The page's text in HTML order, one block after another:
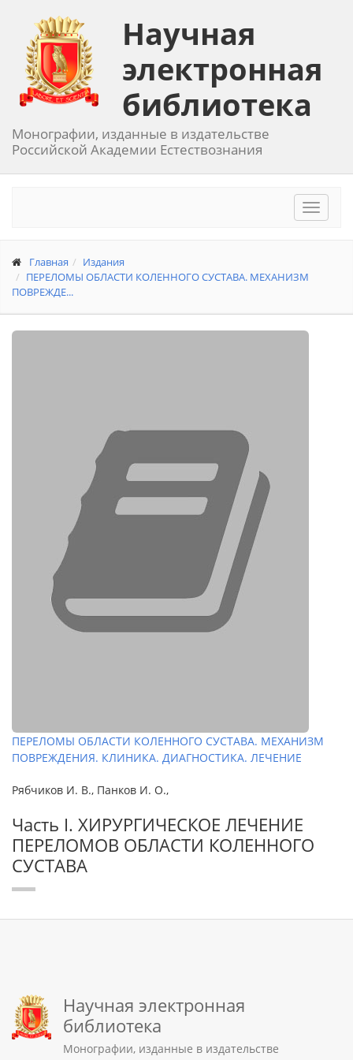
Научная
электронная
библиотека
Монографии, изданные в издательстве
Российской Академии Естествознания
Toggle
Главная
Издания
ПЕРЕЛОМЫ ОБЛАСТИ КОЛЕННОГО СУСТАВА. МЕХАНИЗМ
ПОВРЕЖДЕ...
ПЕРЕЛОМЫ ОБЛАСТИ КОЛЕННОГО СУСТАВА. МЕХАНИЗМ
ПОВРЕЖДЕНИЯ. КЛИНИКА. ДИАГНОСТИКА. ЛЕЧЕНИЕ
Рябчиков И. В., Панков И. О.,
Часть I. ХИРУРГИЧЕСКОЕ ЛЕЧЕНИЕ
ПЕРЕЛОМОВ ОБЛАСТИ КОЛЕННОГО
СУСТАВА
Научная электронная
библиотека
Монографии, изданные в издательстве